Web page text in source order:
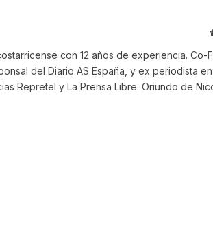
con 12 años de experiencia. Co-
del Diario AS España, y ex periodista
Repretel y La Prensa Libre. Oriundo de